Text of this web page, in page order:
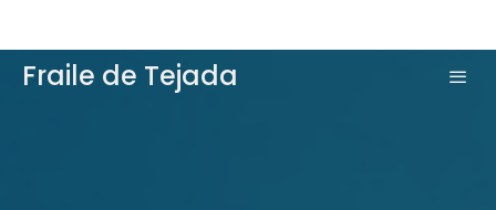
Fraile de Tejada